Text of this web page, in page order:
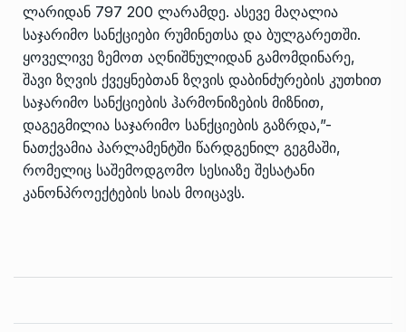
ლარიდან 797 200 ლარამდე. ასევე მაღალია
საჯარიმო სანქციები რუმინეთსა და ბულგარეთში.
ყოველივე ზემოთ აღნიშნულიდან გამომდინარე,
შავი ზღვის ქვეყნებთან ზღვის დაბინძურების კუთხით
საჯარიმო სანქციების ჰარმონიზების მიზნით,
დაგეგმილია საჯარიმო სანქციების გაზრდა,”-
ნათქვამია პარლამენტში წარდგენილ გეგმაში,
რომელიც საშემოდგომო სესიაზე შესატანი
კანონპროექტების სიას მოიცავს.